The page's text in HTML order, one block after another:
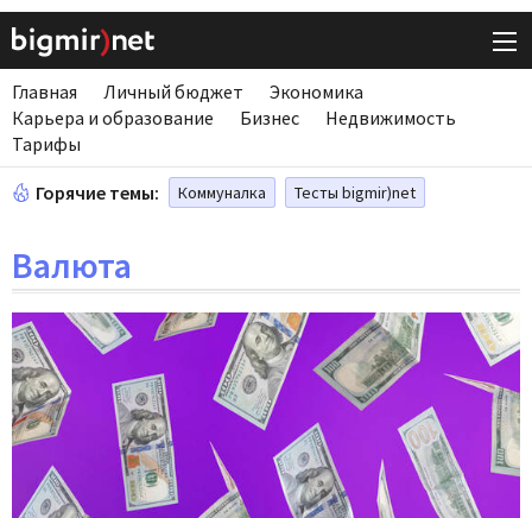
Главная Личный бюджет
Экономика
Карьера и образование
Бизнес
Недвижимость
Тарифы
Горячие темы: Коммуналка Тесты bigmir)net
Валюта